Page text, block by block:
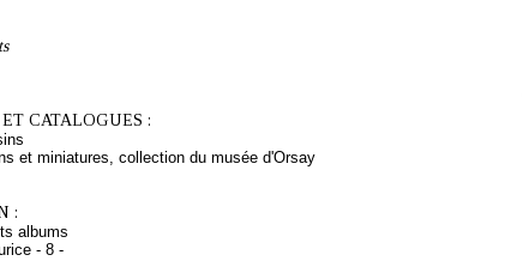
CATALOGUES :
et miniatures, collection du musée d'Orsay
:
albums
- 8 -